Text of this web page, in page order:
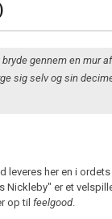
gennem en mur af
sig selv og sin
leveres her en i
Nickleby" er et
op til feelgood.